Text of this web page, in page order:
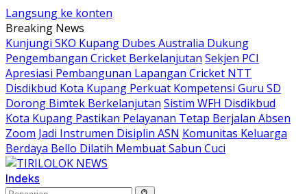
Langsung ke konten
Breaking News
Kunjungi SKO Kupang Dubes Australia Dukung
Pengembangan Cricket Berkelanjutan Sekjen PCI
Apresiasi Pembangunan Lapangan Cricket NTT
Disdikbud Kota Kupang Perkuat Kompetensi Guru SD
Dorong Bimtek Berkelanjutan Sistim WFH Disdikbud
Kota Kupang Pastikan Pelayanan Tetap Berjalan Absen
Zoom Jadi Instrumen Disiplin ASN Komunitas Keluarga
Berdaya Bello Dilatih Membuat Sabun Cuci
Indeks